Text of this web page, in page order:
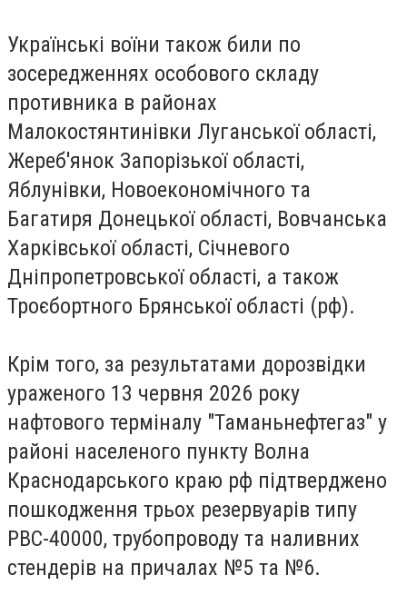
Українські воїни також били по
зосередженнях особового складу
противника в районах
Малокостянтинівки Луганської області,
Жереб'янок Запорізької області,
Яблунівки, Новоекономічного та
Багатиря Донецької області, Вовчанська
Харківської області, Січневого
Дніпропетровської області, а також
Троєбортного Брянської області (рф).
Крім того, за результатами дорозвідки
ураженого 13 червня 2026 року
нафтового терміналу "Таманьнефтегаз" у
районі населеного пункту Волна
Краснодарського краю рф підтверджено
пошкодження трьох резервуарів типу
РВС-40000, трубопроводу та наливних
стендерів на причалах №5 та №6.